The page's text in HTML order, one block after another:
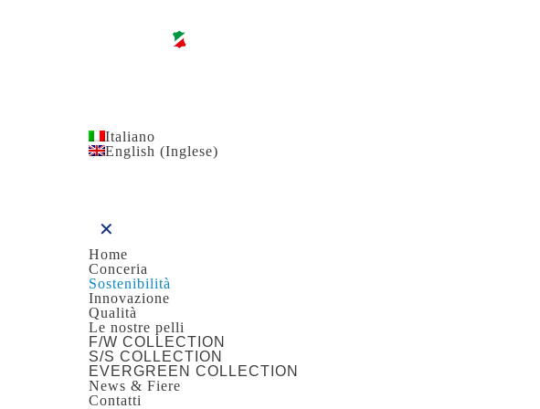
Italiano
English (Inglese)
✕
Home
Conceria
Sostenibilità
Innovazione
Qualità
Le nostre pelli
F/W COLLECTION
S/S COLLECTION
EVERGREEN COLLECTION
News & Fiere
Contatti